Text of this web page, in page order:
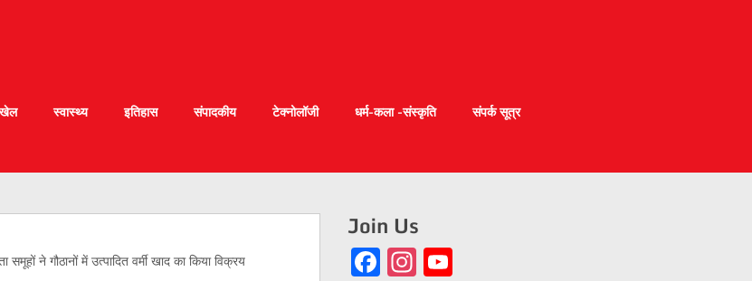
खेल स्वास्थ्य इतिहास संपादकीय टेक्नोलॉजी धर्म-कला -संस्कृति
संपर्क सूत्र
ने गौठानों में उत्पादित वर्मी खाद का किया विक्रय
Join Us
Facebook
Instagram